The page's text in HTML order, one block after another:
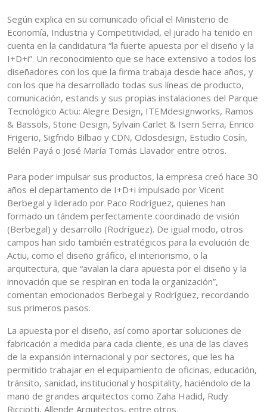
Según explica en su comunicado oficial el Ministerio de
Economía, Industria y Competitividad, el jurado ha tenido en
cuenta en la candidatura “la fuerte apuesta por el diseño y la
I+D+i”. Un reconocimiento que se hace extensivo a todos los
diseñadores con los que la firma trabaja desde hace años, y
con los que ha desarrollado todas sus líneas de producto,
comunicación, estands y sus propias instalaciones del Parque
Tecnológico Actiu: Alegre Design, ITEMdesignworks, Ramos
& Bassols, Stone Design, Sylvain Carlet & Isern Serra, Enrico
Frigerio, Sigfrido Bilbao y CDN, Odosdesign, Estudio Cosín,
Belén Payá o José María Tomás Llavador entre otros.
Para poder impulsar sus productos, la empresa creó hace 30
años el departamento de I+D+i impulsado por Vicent
Berbegal y liderado por Paco Rodríguez, quienes han
formado un tándem perfectamente coordinado de visión
(Berbegal) y desarrollo (Rodríguez). De igual modo, otros
campos han sido también estratégicos para la evolución de
Actiu, como el diseño gráfico, el interiorismo, o la
arquitectura, que “avalan la clara apuesta por el diseño y la
innovación que se respiran en toda la organización”,
comentan emocionados Berbegal y Rodríguez, recordando
sus primeros pasos.
La apuesta por el diseño, así como aportar soluciones de
fabricación a medida para cada cliente, es una de las claves
de la expansión internacional y por sectores, que les ha
permitido trabajar en el equipamiento de oficinas, educación,
tránsito, sanidad, institucional y hospitality, haciéndolo de la
mano de grandes arquitectos como Zaha Hadid, Rudy
Ricciotti, Allende Arquitectos, entre otros.